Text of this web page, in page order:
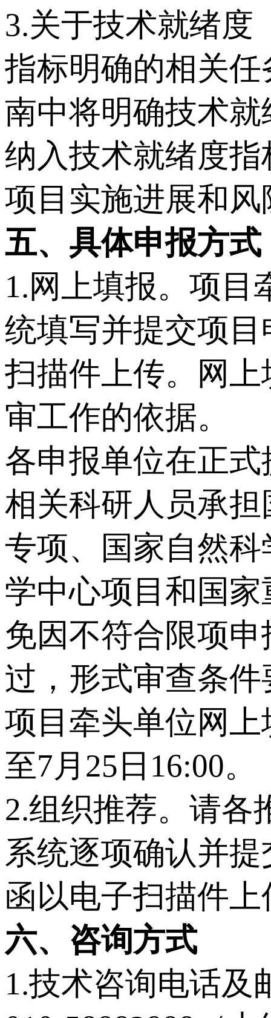
3.关于技术就绪度
指标明确的相关
南中将明确技术
纳入技术就绪度
项目实施进展和
五、具体申报方式
1.网上填报。项目
统填写并提交项
扫描件上传。网
审工作的依据。
各申报单位在正
相关科研人员承
专项、国家自然
学中心项目和国
免因不符合限项
过，形式审查条
项目牵头单位网上
至7月25日16:00。
2.组织推荐。请各
系统逐项确认并
函以电子扫描件上
六、咨询方式
1.技术咨询电话及